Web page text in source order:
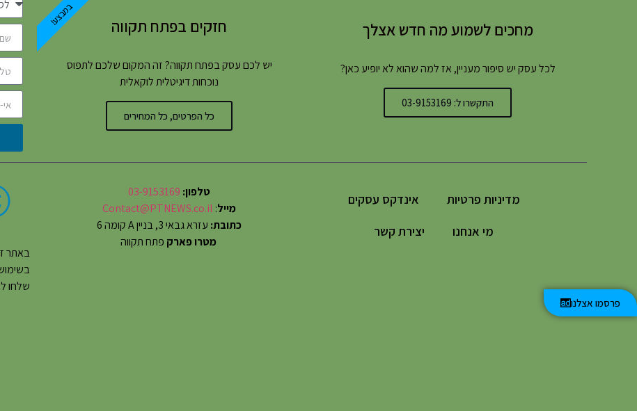
פרסמו אצלנו
מחכים לשמוע מה חדש אצלך
לכל עסק יש סיפור מעניין, אז למה שהוא לא יופיע כאן?
התקשרו ל: 03-9153169
חזקים בפתח תקווה
יש לכם עסק בפתח תקווה? זה המקום שלכם לתפוס
נוכחות דיגיטלית לוקאלית
כל הפרטים, כל המחירים
במבצע!
מדיניות פרטיות
אינדקס עסקים
מי אנחנו
יצירת קשר
טלפון: 03-9153169
מייל:
Contact@PTNEWS.co.il
כתובת: עזרא גבאי 3, בניין A קומה 6
מטרו פארק פתח תקווה
באתר
שלחו